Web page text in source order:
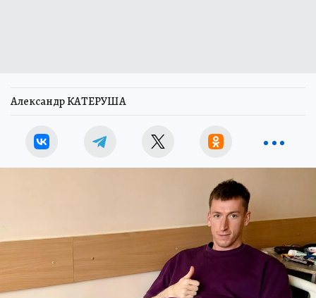
Александр КАТЕРУША